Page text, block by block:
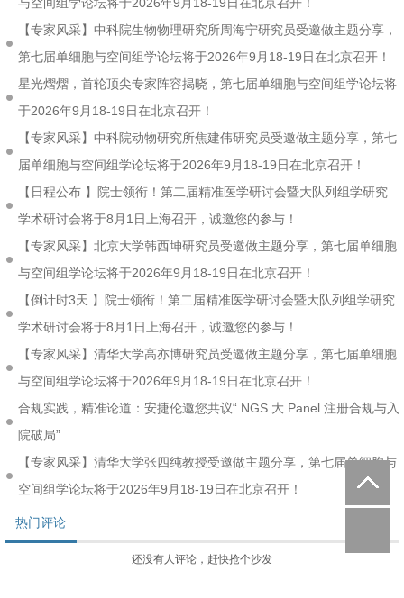
【专家风采】中科院生物物理研究所周海宁研究员受邀做主题分享，
第七届单细胞与空间组学论坛将于2026年9月18-19日在北京召开！
星光熠熠，首轮顶尖专家阵容揭晓，第七届单细胞与空间组学论坛将
于2026年9月18-19日在北京召开！
【专家风采】中科院动物研究所焦建伟研究员受邀做主题分享，第七
届单细胞与空间组学论坛将于2026年9月18-19日在北京召开！
【日程公布 】院士领衔！第二届精准医学研讨会暨大队列组学研究
学术研讨会将于8月1日上海召开，诚邀您的参与！
【专家风采】北京大学韩西坤研究员受邀做主题分享，第七届单细胞
与空间组学论坛将于2026年9月18-19日在北京召开！
【倒计时3天 】院士领衔！第二届精准医学研讨会暨大队列组学研究
学术研讨会将于8月1日上海召开，诚邀您的参与！
【专家风采】清华大学高亦博研究员受邀做主题分享，第七届单细胞
与空间组学论坛将于2026年9月18-19日在北京召开！
合规实践，精准论道：安捷伦邀您共议“ NGS 大 Panel 注册合规与入
院破局”
【专家风采】清华大学张四纯教授受邀做主题分享，第七届单细胞与
空间组学论坛将于2026年9月18-19日在北京召开！
热门评论
还没有人评论，赶快抢个沙发